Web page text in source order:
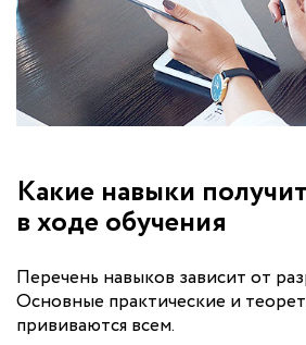
Какие навыки
в ходе обучения
Перечень навыков зависит от
Основные практические и
прививаются всем.